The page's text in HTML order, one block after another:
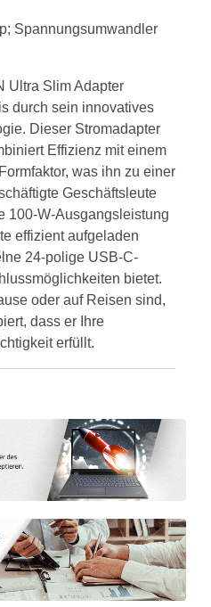
Spannungsumwandler
Ultra Slim Adapter
durch sein innovatives
Dieser Stromadapter
Effizienz mit einem
was ihn zu einer
Geschäftsleute
100-W-Ausgangsleistung
effizient aufgeladen
24-polige USB-C-
bietet.
oder auf Reisen sind,
dass er Ihre
erfüllt.